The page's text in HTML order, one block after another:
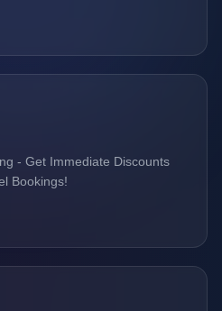
- Get Immediate Discounts
Bookings!